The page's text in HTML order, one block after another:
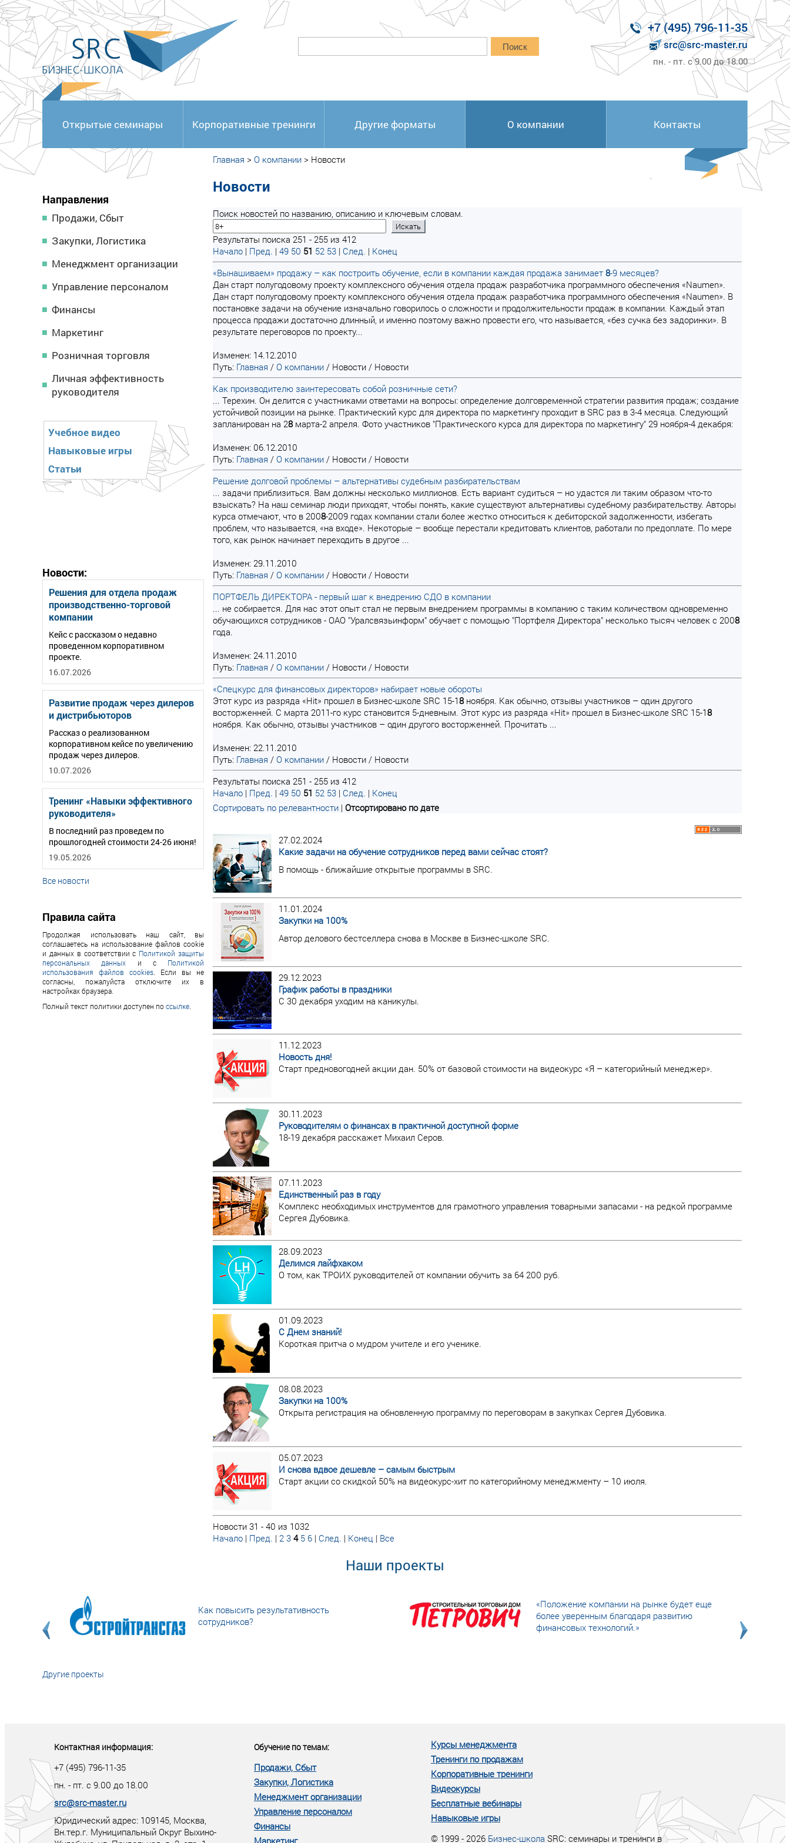
<
Поиск
+7 (495) 796-11-35
src@src-master.ru
пн. - пт. с 9.00 до 18.00
Открытые семинары Корпоративные тренинги Другие форматы О компании Контакты
Направления
Продажи, Сбыт
Закупки, Логистика
Менеджмент организации
Управление персоналом
Финансы
Маркетинг
Розничная торговля
Личная эффективность
руководителя
Учебное видео
Навыковые игры
Статьи
Новости:
Решения для отдела продаж
производственно-торговой
компании
Кейс с рассказом о недавно
проведенном корпоративном
проекте.
16.07.2026
Развитие продаж через дилеров
и дистрибьюторов
Рассказ о реализованном
корпоративном кейсе по увеличению
продаж через дилеров.
10.07.2026
Тренинг «Навыки эффективного
руководителя»
В последний раз проведем по
прошлогодней стоимости 24-26 июня!
19.05.2026
Все новости
Правила сайта
Продолжая использовать наш сайт, вы
соглашаетесь на использование файлов cookie
и данных в соответствии с Политикой защиты
персональных данных и с Политикой
использования файлов cookies . Если вы не
согласны, пожалуйста отключите их в
настройках браузера.
Полный текст политики доступен поссылке
Главная > О компании > Новости
Новости
Поиск новостей по названию, описанию и ключевым словам.
Результаты поиска 251 - 255 из 412
Начало | Пред. | 49 50 51 52 53 | След. | Конец
«Вынашиваем» продажу – как построить обучение, если в компании каждая продажа занимает 8-9 месяцев?
Дан старт полугодовому проекту комплексного обучения отдела продаж разработчика программного обеспечения «Naumen».
Дан старт полугодовому проекту комплексного обучения отдела продаж разработчика программного обеспечения «Naumen». В
постановке задачи на обучение изначально говорилось о сложности и продолжительности продаж в компании. Каждый этап
процесса продажи достаточно длинный, и именно поэтому важно провести его, что называется, «без сучка без задоринки». В
результате переговоров по проекту...
Изменен: 14.12.2010
Путь: Главная / О компании / Новости / Новости
Как производителю заинтересовать собой розничные сети?
... Терехин. Он делится с участниками ответами на вопросы: определение долговременной стратегии развития продаж; создание
устойчивой позиции на рынке. Практический курс для директора по маркетингу проходит в SRC раз в 3-4 месяца. Следующий
запланирован на 28марта-2 апреля. Фото участников "Практического курса для директора по маркетингу" 29 ноября-4 декабря:
Изменен: 06.12.2010
Путь: Главная / О компании / Новости / Новости
Решение долговой проблемы – альтернативы судебным разбирательствам
... задачи приблизиться. Вам должны несколько миллионов. Есть вариант судиться – но удастся ли таким образом что-то
взыскать? На наш семинар люди приходят, чтобы понять, какие существуют альтернативы судебному разбирательству. Авторы
курса отмечают, что в 2008-2009 годах компании стали более жестко относиться к дебиторской задолженности, избегать
проблем, что называется, «на входе». Некоторые – вообще перестали кредитовать клиентов, работали по предоплате. По мере
того, как рынок начинает переходить в другое ...
Изменен: 29.11.2010
Путь: Главная / О компании / Новости / Новости
ПОРТФЕЛЬ ДИРЕКТОРА - первый шаг к внедрению СДО в компании
... не собирается. Для нас этот опыт стал не первым внедрением программы в компанию с таким количеством одновременно
обучающихся сотрудников - ОАО "Уралсвязьинформ" обучает с помощью "Портфеля Директора" несколько тысяч человек с 2008
года.
Изменен: 24.11.2010
Путь: Главная / О компании / Новости / Новости
«Спецкурс для финансовых директоров» набирает новые обороты
Этот курс из разряда «Hit» прошел в Бизнес-школе SRC 15-18ноября. Как обычно, отзывы участников – один другого
восторженней. С марта 2011-го курс становится 5-дневным. Этот курс из разряда «Hit» прошел в Бизнес-школе SRC 15-18
ноября. Как обычно, отзывы участников – один другого восторженней. Прочитать ...
Изменен: 22.11.2010
Путь: Главная / О компании / Новости / Новости
Результаты поиска 251 - 255 из 412
Начало | Пред. | 49 50 51 52 53 | След. | Конец
Сортировать по релевантности | Отсортировано по дате
27.02.2024
Какие задачи на обучение сотрудников перед вами сейчас стоят?
В помощь - ближайшие открытые программы в SRC.
11.01.2024
Закупки на 100%
Автор делового бестселлера снова в Москве в Бизнес-школе SRC.
29.12.2023
График работы в праздники
С 30 декабря уходим на каникулы.
11.12.2023
Новость дня!
Старт предновогодней акции дан. 50% от базовой стоимости на видеокурс «Я – категорийный менеджер».
30.11.2023
Руководителям о финансах в практичной доступной форме
18-19 декабря расскажет Михаил Серов.
07.11.2023
Единственный раз в году
Комплекс необходимых инструментов для грамотного управления товарными запасами - на редкой программе
Сергея Дубовика.
28.09.2023
Делимся лайфхаком
О том, как ТРОИХ руководителей от компании обучить за 64 200 руб.
01.09.2023
С Днем знаний!
Короткая притча о мудром учителе и его ученике.
08.08.2023
Закупки на 100%
Открыта регистрация на обновленную программу по переговорам в закупках Сергея Дубовика.
05.07.2023
И снова вдвое дешевле – самым быстрым
Старт акции со скидкой 50% на видеокурс-хит по категорийному менеджменту – 10 июля.
Новости 31 - 40 из 1032
Начало | Пред. | 2 3 4 5 6 | След. | Конец | Все
Наши проекты
Как повысить результативность
сотрудников?
«Положение компании на рынке будет еще
более уверенным благодаря развитию
финансовых технологий.»
Другие проекты
Контактная информация:
+7 (495) 796-11-35
пн. - пт. с 9.00 до 18.00
src@src-master.ru
Юридический адрес: 109145, Москва,
Вн.тер.г. Муниципальный Округ Выхино-
Обучение по темам:
Продажи, Сбыт
Закупки, Логистика
Менеджмент организации
Управление персоналом
Финансы
Маркетинг
Курсы менеджмента
Тренинги по продажам
Корпоративные тренинги
Видеокурсы
Бесплатные вебинары
Навыковые игры
© 1999 - 2026 Бизнес-школа SRC: семинары и тренинги в